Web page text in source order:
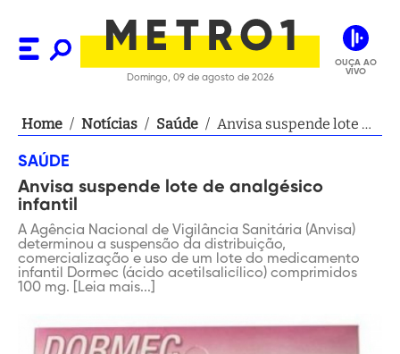
Domingo, 09 de agosto de 2026
OUÇA AO
VIVO
Home / Notícias / Saúde / Anvisa suspende lote de
SAÚDE
Anvisa suspende lote de analgésico
infantil
A Agência Nacional de Vigilância Sanitária (Anvisa)
determinou a suspensão da distribuição,
comercialização e uso de um lote do medicamento
infantil Dormec (ácido acetilsalicílico) comprimidos
100 mg. [Leia mais...]